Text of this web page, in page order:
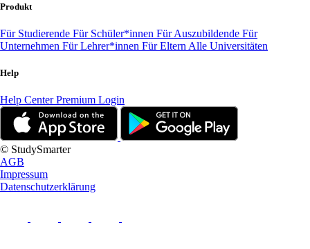
Produkt
Für Studierende Für Schüler*innen Für Auszubildende Für
Unternehmen Für Lehrer*innen Für Eltern Alle Universitäten
Help
Help CenterPremium Login
© StudySmarter
AGB
Impressum
Datenschutzerklärung